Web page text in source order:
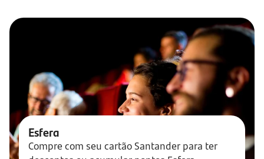
Esfera
Compre com seu cartão Santander para ter